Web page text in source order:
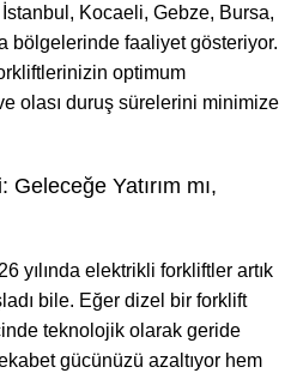
İstanbul, Kocaeli, Gebze, Bursa,
bölgelerinde faaliyet gösteriyor.
optimum
olası duruş sürelerini minimize
Yatırım mı,
yılında elektrikli forkliftler artık
bile. Eğer dizel bir forklift
teknolojik olarak geride
gücünüzü azaltıyor hem